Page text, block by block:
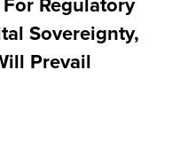
Sovereignty,
Prevail